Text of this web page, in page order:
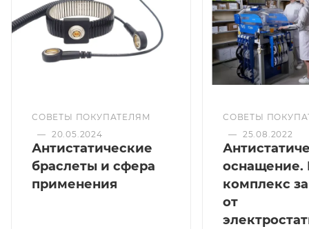
СОВЕТЫ ПОКУПАТЕЛЯМ
— 20.05.2024
Антистатические
браслеты и сфера
применения
СОВЕТЫ
— 25.08.2022
оснащение.
комплекс
от